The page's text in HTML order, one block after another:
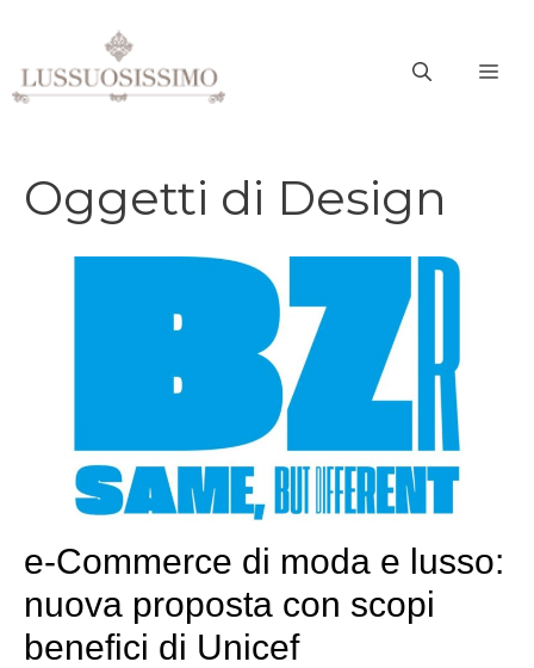
contenuto
Oggetti di Design
e-Commerce di moda e lusso:
nuova proposta con scopi
benefici di Unicef